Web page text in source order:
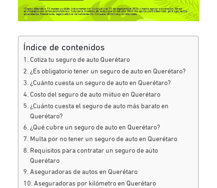
Índice de contenidos
Cotiza tu seguro de auto Querétaro
¿Es obligatorio tener un seguro de auto en Querétaro?
¿Cuánto cuesta un seguro de auto en Querétaro?
Costo del seguro de auto miituo en Querétaro
¿Cuánto cuesta el seguro de auto más barato en
Querétaro?
¿Qué cubre un seguro de auto en Querétaro?
Multa por no tener un seguro de auto en Querétaro
Requisitos para contratar un seguro de auto
Querétaro
Aseguradoras de autos en Querétaro
Aseguradoras por kilómetro en Querétaro